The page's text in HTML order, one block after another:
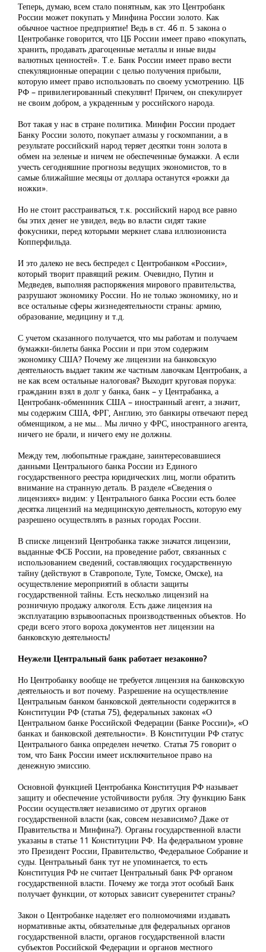
Теперь, думаю, всем стало понятным, как это Центробанк
России может покупать у Минфина России золото. Как
обычное частное предприятие! Ведь в ст. 46 п. 5 закона о
Центробанке говорится, что ЦБ России имеет право «покупать,
хранить, продавать драгоценные металлы и иные виды
валютных ценностей». Т.е. Банк России имеет право вести
спекуляционные операции с целью получения прибыли,
которую имеет право использовать по своему усмотрению. ЦБ
РФ – привилегированный спекулянт! Причем, он спекулирует
не своим добром, а украденным у российского народа.
Вот такая у нас в стране политика. Минфин России продает
Банку России золото, покупает алмазы у госкомпании, а в
результате российский народ теряет десятки тонн золота в
обмен на зеленые и ничем не обеспеченные бумажки. А если
учесть сегодняшние прогнозы ведущих экономистов, то в
самые ближайшие месяцы от доллара останутся «рожки да
ножки».
Но не стоит расстраиваться, т.к. российский народ все равно
бы этих денег не увидел, ведь во власти сидят такие
фокусники, перед которыми меркнет слава иллюзиониста
Копперфильда.
И это далеко не весь беспредел с Центробанком «России»,
который творит правящий режим. Очевидно, Путин и
Медведев, выполняя распоряжения мирового правительства,
разрушают экономику России. Но не только экономику, но и
все остальные сферы жизнедеятельности страны: армию,
образование, медицину и т.д.
С учетом сказанного получается, что мы работам и получаем
бумажки-билеты банка России и при этом содержим
экономику США? Почему же лицензии на банковскую
деятельность выдает таким же частным лавочкам Центробанк, а
не как всем остальные налоговая? Выходит круговая порука:
гражданин взял в долг у банка, банк – у Центрабанка, а
Центробанк-обменнник США – иностранный агент, а значит,
мы содержим США, ФРГ, Англию, это банкиры отвечают перед
обменщиком, а не мы… Мы лично у ФРС, иностранного агента,
ничего не брали, и ничего ему не должны.
Между тем, любопытные граждане, заинтересовавшиеся
данными Центрального банка России из Единого
государственного реестра юридических лиц, могли обратить
внимание на странную деталь. В разделе «Сведения о
лицензиях» видим: у Центрального банка России есть более
десятка лицензий на медицинскую деятельность, которую ему
разрешено осуществлять в разных городах России.
В списке лицензий Центробанка также значатся лицензии,
выданные ФСБ России, на проведение работ, связанных с
использованием сведений, составляющих государственную
тайну (действуют в Ставрополе, Туле, Томске, Омске), на
осуществление мероприятий в области защиты
государственной тайны. Есть несколько лицензий на
розничную продажу алкоголя. Есть даже лицензия на
эксплуатацию взрывоопасных производственных объектов. Но
среди всего этого вороха документов нет лицензии на
банковскую деятельность!
Неужели Центральный банк работает незаконно?
Но Центробанку вообще не требуется лицензия на банковскую
деятельность и вот почему. Разрешение на осуществление
Центральным банком банковской деятельности содержится в
Конституции РФ (статья 75), федеральных законах «О
Центральном банке Российской Федерации (Банке России)», «О
банках и банковской деятельности». В Конституции РФ статус
Центрального банка определен нечетко. Статья 75 говорит о
том, что Банк России имеет исключительное право на
денежную эмиссию.
Основной функцией Центробанка Конституция РФ называет
защиту и обеспечение устойчивости рубля. Эту функцию Банк
России осуществляет независимо от других органов
государственной власти (как, совсем независимо? Даже от
Правительства и Минфина?). Органы государственной власти
указаны в статье 11 Конституции РФ. На федеральном уровне
это Президент России, Правительство, Федеральное Собрание и
суды. Центральный банк тут не упоминается, то есть
Конституция РФ не считает Центральный банк РФ органом
государственной власти. Почему же тогда этот особый Банк
получает функции, от которых зависит суверенитет страны?
Закон о Центробанке наделяет его полномочиями издавать
нормативные акты, обязательные для федеральных органов
государственной власти, органов государственной власти
субъектов Российской Федерации и органов местного